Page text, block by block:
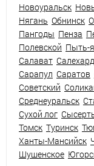
Новоуральск
Нягань Обнинск
Пангоды Пенза
Полевской Пыть-
Салават Салехард
Сарапул Саратов
Советский
Среднеуральск
Сухой лог
Томск Туринск
Ханты-Мансийск
Шушенское